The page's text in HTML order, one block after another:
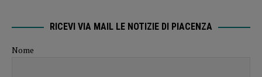
RICEVI VIA MAIL LE NOTIZIE DI PIACENZA
Nome